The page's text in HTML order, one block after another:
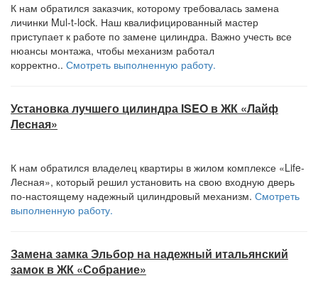
К нам обратился заказчик, которому требовалась замена
личинки Mul-t-lock. Наш квалифицированный мастер
приступает к работе по замене цилиндра. Важно учесть все
нюансы монтажа, чтобы механизм работал
корректно.. Смотреть выполненную работу.
Установка лучшего цилиндра ISEO в ЖК «Лайф
Лесная»
К нам обратился владелец квартиры в жилом комплексе «Life-
Лесная», который решил установить на свою входную дверь
по-настоящему надежный цилиндровый механизм. Смотреть
выполненную работу.
Замена замка Эльбор на надежный итальянский
замок в ЖК «Собрание»